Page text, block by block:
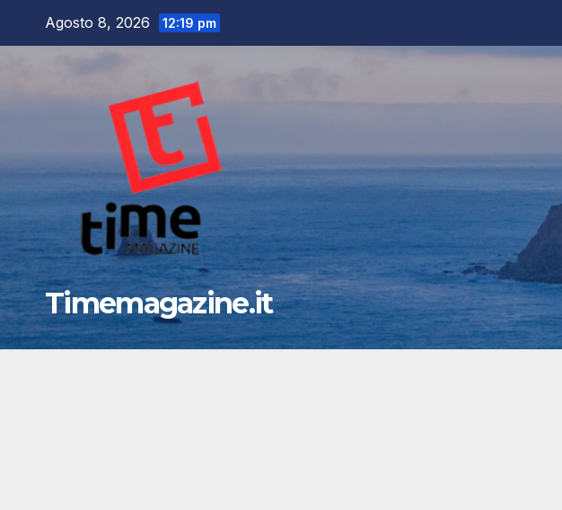
Agosto 8, 2026 12:19 pm
Timemagazine.it